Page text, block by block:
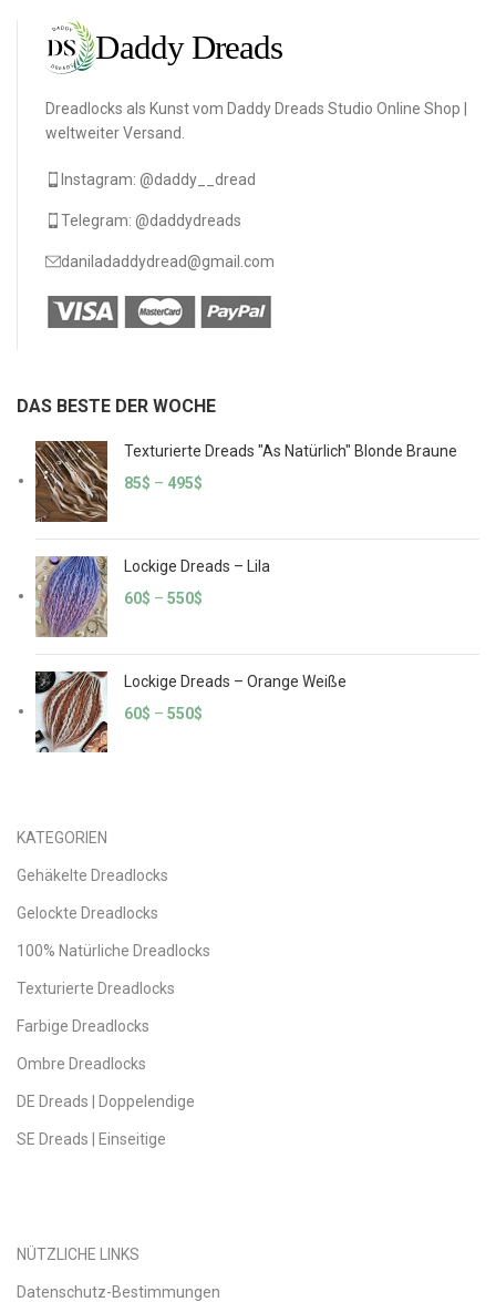
Dreadlocks als Kunst vom Daddy Dreads Studio Online Shop |
weltweiter Versand.
Instagram: @daddy__dread
Telegram: @daddydreads
daniladaddydread@gmail.com
DAS BESTE DER WOCHE
Texturierte Dreads "As Natürlich" Blonde Braune
85$ – 495$
Lockige Dreads – Lila
60$ – 550$
Lockige Dreads – Orange Weiße
60$ – 550$
KATEGORIEN
Gehäkelte Dreadlocks
Gelockte Dreadlocks
100% Natürliche Dreadlocks
Texturierte Dreadlocks
Farbige Dreadlocks
Ombre Dreadlocks
DE Dreads | Doppelendige
SE Dreads | Einseitige
NÜTZLICHE LINKS
Datenschutz-Bestimmungen